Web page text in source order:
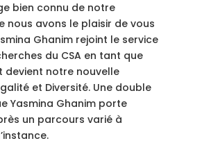
bien connu de notre
nous avons le plaisir de vous
Ghanim rejoint le service
du CSA en tant que
devient notre nouvelle
et Diversité. Une double
Yasmina Ghanim porte
un parcours varié à